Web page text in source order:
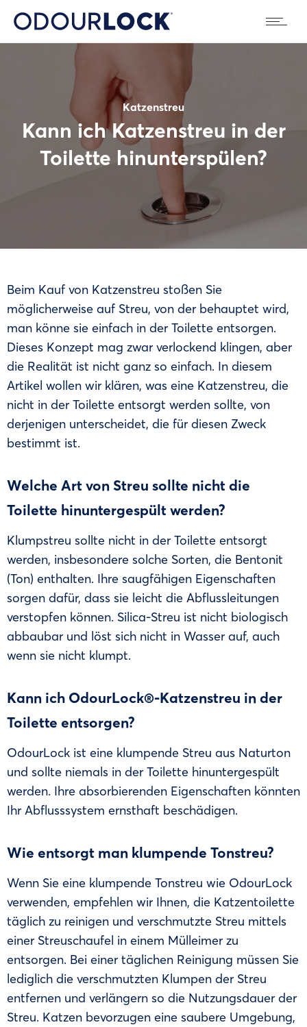
Katzenstreu
Kann ich Katzenstreu in der
Toilette hinunterspülen?
Beim Kauf von Katzenstreu stoßen Sie
möglicherweise auf Streu, von der behauptet wird,
man könne sie einfach in der Toilette entsorgen.
Dieses Konzept mag zwar verlockend klingen, aber
die Realität ist nicht ganz so einfach. In diesem
Artikel wollen wir klären, was eine Katzenstreu, die
nicht in der Toilette entsorgt werden sollte, von
derjenigen unterscheidet, die für diesen Zweck
bestimmt ist.
Welche Art von Streu sollte nicht die
Toilette hinuntergespült werden?
Klumpstreu sollte nicht in der Toilette entsorgt
werden, insbesondere solche Sorten, die Bentonit
(Ton) enthalten. Ihre saugfähigen Eigenschaften
sorgen dafür, dass sie leicht die Abflussleitungen
verstopfen können. Silica-Streu ist nicht biologisch
abbaubar und löst sich nicht in Wasser auf, auch
wenn sie nicht klumpt.
Kann ich OdourLock®-Katzenstreu in der
Toilette entsorgen?
OdourLock ist eine klumpende Streu aus Naturton
und sollte niemals in der Toilette hinuntergespült
werden. Ihre absorbierenden Eigenschaften könnten
Ihr Abflusssystem ernsthaft beschädigen.
Wie entsorgt man klumpende Tonstreu?
Wenn Sie eine klumpende Tonstreu wie OdourLock
verwenden, empfehlen wir Ihnen, die Katzentoilette
täglich zu reinigen und verschmutzte Streu mittels
einer Streuschaufel in einem Mülleimer zu
entsorgen. Bei einer täglichen Reinigung müssen Sie
lediglich die verschmutzten Klumpen der Streu
entfernen und verlängern so die Nutzungsdauer der
Streu. Katzen bevorzugen eine saubere Umgebung,